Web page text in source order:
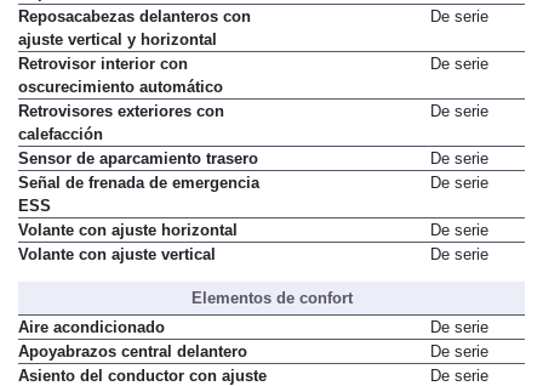
Reposacabezas delanteros con
ajuste vertical y horizontal
De serie
Retrovisor interior con
oscurecimiento automático
De serie
Retrovisores exteriores con
calefacción
De serie
Sensor de aparcamiento trasero
De serie
Señal de frenada de emergencia
ESS
De serie
Volante con ajuste horizontal
De serie
Volante con ajuste vertical
De serie
Elementos de confort
Aire acondicionado
De serie
Apoyabrazos central delantero
De serie
Asiento del conductor con ajuste
De serie